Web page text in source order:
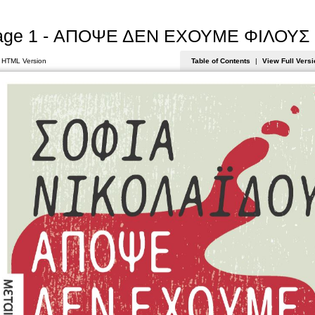
1 - ΑΠΟΨΕ ΔΕΝ ΕΧΟΥΜΕ ΦΙΛΟΥΣ
Version Table of Contents | View Full